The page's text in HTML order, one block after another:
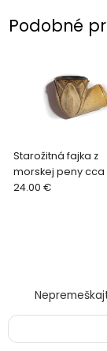
Podobné
Starožitná fajka z
morskej peny cca
24.00 €